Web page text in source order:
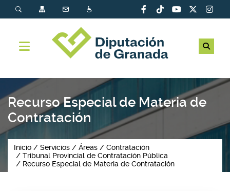
Recurso Especial de Materia de
Contratación
Inicio Servicios Áreas
Contratación
Tribunal Provincial de Contratación Pública
Recurso Especial de Materia de Contratación